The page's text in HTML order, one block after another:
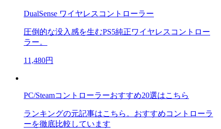
DualSense ワイヤレスコントローラー
圧倒的な没入感を生むPS5純正ワイヤレスコントロー
ラー。
11,480円
PC/Steamコントローラーおすすめ20選はこちら
ランキングの元記事はこちら。おすすめコントローラ
ーを徹底比較しています